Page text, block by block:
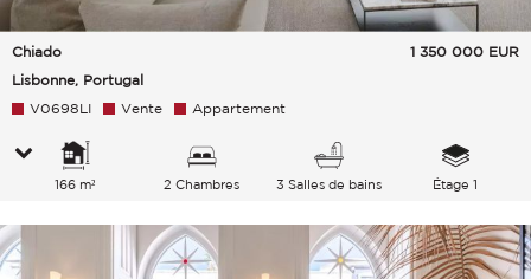
Chiado
Lisbonne, Portugal
1 350 000 EUR
V0698LI Vente Appartement
166 m² 2 Chambres 3 Salles de bains Étage 1